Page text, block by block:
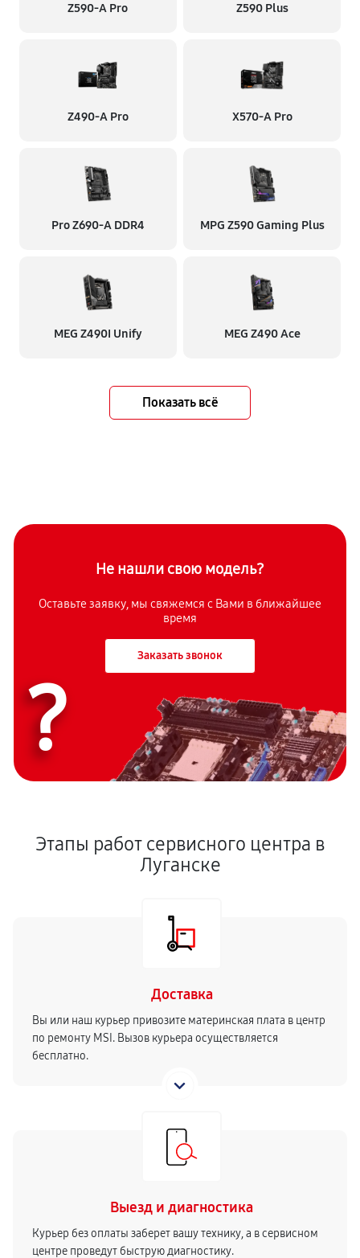
Z590-A Pro Z590 Plus
Z490-A Pro X570-A Pro
Pro Z690-A DDR4 MPG Z590 Gaming Plus
MEG Z490I Unify MEG Z490 Ace
Показать всё
Не нашли свою модель?
Оставьте заявку, мы свяжемся с Вами в ближайшее
время
Заказать звонок
?
Этапы работ сервисного центра в
Луганске
Доставка
Вы или наш курьер привозите материнская плата в центр
по ремонту MSI. Вызов курьера осуществляется
бесплатно.
Выезд и диагностика
Курьер без оплаты заберет вашу технику, а в сервисном
центре проведут быструю диагностику.